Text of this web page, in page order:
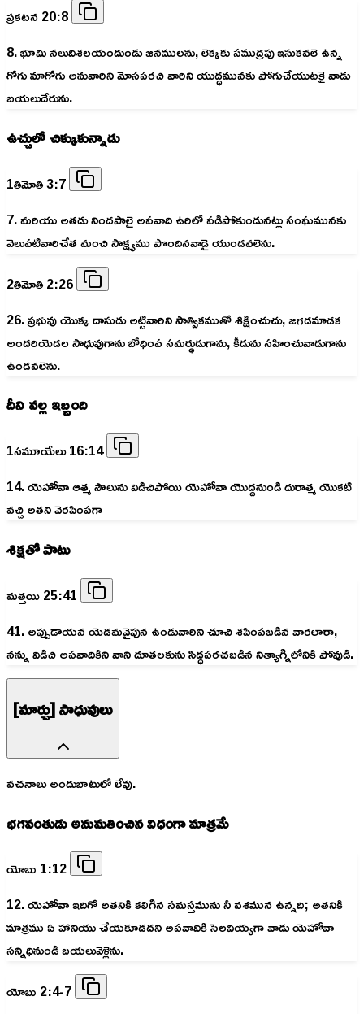
ప్రకటన 20:8
8. భూమి నలుదిశలయందుండు జనములను, లెక్కకు సముద్రపు ఇసుకవలె ఉన్న
గోగు మాగోగు అనువారిని మోసపరచి వారిని యుద్ధమునకు పోగుచేయుటకై వాడు
బయలుదేరును.
ఉచ్చులో చిక్కుకున్నాడు
1తిమోతి 3:7
7. మరియు అతడు నిందపాలై అపవాది ఉరిలో పడిపోకుండునట్లు సంఘమునకు
వెలుపటివారిచేత మంచి సాక్ష్యము పొందినవాడై యుండవలెను.
2తిమోతి 2:26
26. ప్రభువు యొక్క దాసుడు అట్టివారిని సాత్వికముతో శిక్షించుచు, జగడమాడక
అందరియెడల సాధువుగాను బోధింప సమర్థుడుగాను, కీడును సహించువాడుగాను
ఉండవలెను.
దీని వల్ల ఇబ్బంది
1సమూయేలు 16:14
14. యెహోవా ఆత్మ సౌలును విడిచిపోయి యెహోవా యొద్దనుండి దురాత్మ యొకటి
వచ్చి అతని వెరపింపగా
శిక్షతో పాటు
మత్తయి 25:41
41. అప్పుడాయన యెడమవైపున ఉండువారిని చూచి శపింపబడిన వారలారా,
నన్ను విడిచి అపవాదికిని వాని దూతలకును సిద్ధపరచబడిన నిత్యాగ్నిలోనికి పోవుడి.
[మార్చు] సాధువులు
వచనాలు అందుబాటులో లేవు.
భగవంతుడు అనుమతించిన విధంగా మాత్రమే
యోబు 1:12
12. యెహోవా ఇదిగో అతనికి కలిగిన సమస్తమును నీ వశమున ఉన్నది; అతనికి
మాత్రము ఏ హానియు చేయకూడదని అపవాదికి సెలవియ్యగా వాడు యెహోవా
సన్నిధినుండి బయలువెళ్లెను.
యోబు 2:4-7